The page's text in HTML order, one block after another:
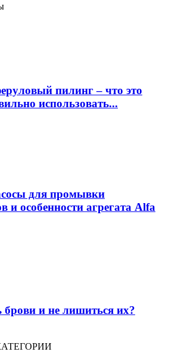
пилинг – что это
использовать...
для промывки
и особенности агрегата Alfa
брови и не лишиться их?